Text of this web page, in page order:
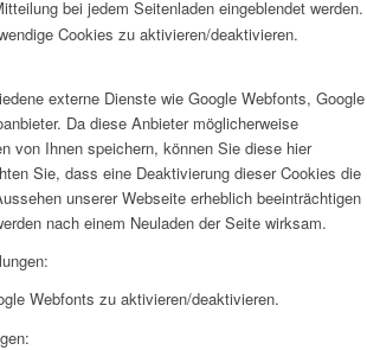
bei jedem Seitenladen eingeblendet werden.
Cookies zu aktivieren/deaktivieren.
externe Dienste wie Google Webfonts, Google
Da diese Anbieter möglicherweise
von Ihnen speichern, können Sie diese hier
Sie, dass eine Deaktivierung dieser Cookies die
unserer Webseite erheblich beeinträchtigen
nach einem Neuladen der Seite wirksam.
Webfonts zu aktivieren/deaktivieren.